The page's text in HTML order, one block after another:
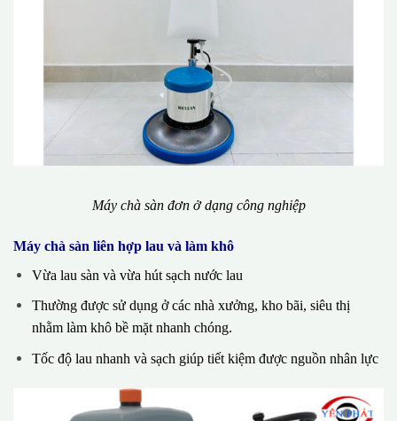
Máy chà sàn đơn ở dạng công nghiệp
Máy chà sàn liên hợp lau và làm khô
Vừa lau sàn và vừa hút sạch nước lau
Thường được sử dụng ở các nhà xưởng, kho bãi, siêu thị
nhằm làm khô bề mặt nhanh chóng.
Tốc độ lau nhanh và sạch giúp tiết kiệm được nguồn nhân lực